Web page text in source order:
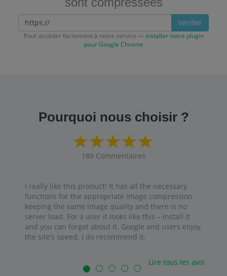
Vérifier
Pour accéder facilement à notre service — installer notre plugin
pour Google Chrome
Pourquoi nous choisir ?
189 Commentaires
I really like this product! It has all the necessary
functions for the appropriate image compression
keeping the same image quality and there is no
server load. For a user it looks like this – install it
and you can forget about it. Google and users enjoy
the site’s speed. I do recommend it.
Lire tous les avis